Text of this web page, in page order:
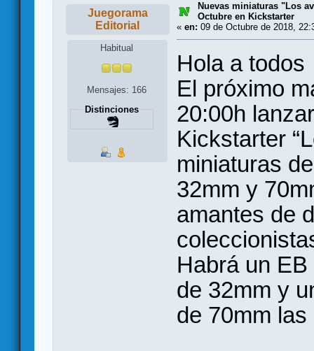
Juegorama
Editorial
Habitual
Mensajes: 166
Distinciones
Nuevas miniaturas "Los
Octubre en Kickstarter
« en: 09 de Octubre de 2018,
Hola a todos
El próximo
20:00h
Kickstarter
miniaturas
32mm y
amantes de
Habrá un
de 32mm y
de 70mm